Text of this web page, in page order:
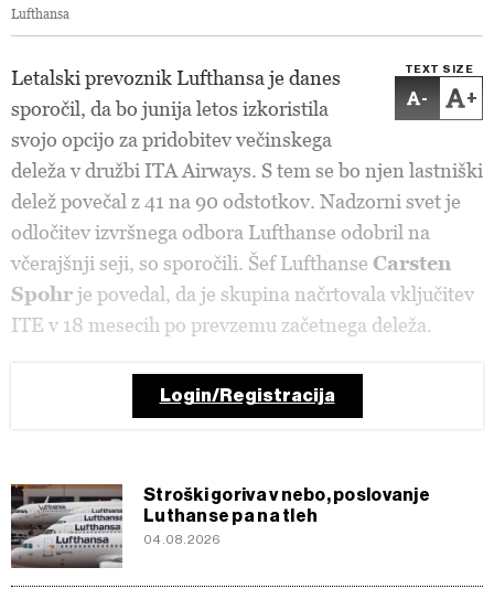
Lufthansa
TEXT SIZE
- +
Letalski prevoznik Lufthansa je danes
sporočil, da bo junija letos izkoristila
svojo opcijo za pridobitev večinskega
deleža v družbi ITA Airways. S tem se bo njen lastniški
delež povečal z 41 na 90 odstotkov. Nadzorni svet je
odločitev izvršnega odbora Lufthanse odobril na
včerajšnji seji, so sporočili. Šef Lufthanse Carsten
Spohrje povedal, da je skupina načrtovala vključitev
ITE v 18 mesecih po prevzemu začetnega deleža.
Login/Registracija
Stroški goriva v nebo, poslovanje
Luthanse pa na tleh
04.08.2026